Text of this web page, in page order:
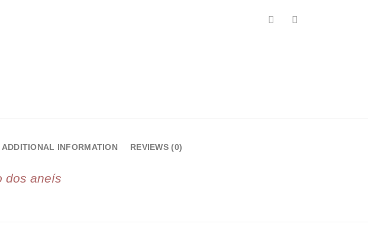
ADDITIONAL INFORMATION REVIEWS (0)
dos aneís